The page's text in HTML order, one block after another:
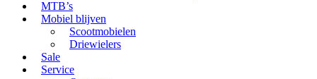
MTB’s
Mobiel blijven
Scootmobielen
Driewielers
Sale
Service